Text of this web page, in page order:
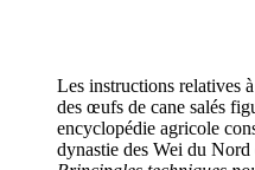
Les instructions relatives
des œufs de cane salés
encyclopédie agricole
dynastie des Wei du